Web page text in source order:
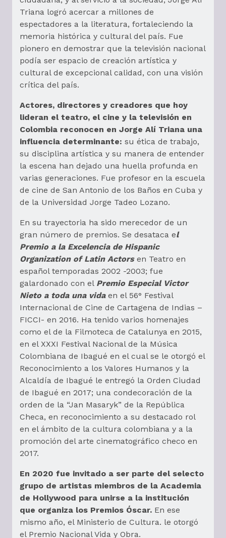
Triana logró acercar a millones de
espectadores a la literatura, fortaleciendo la
memoria histórica y cultural del país. Fue
pionero en demostrar que la televisión nacional
podía ser espacio de creación artística y
cultural de excepcional calidad, con una visión
crítica del país.
Actores, directores y creadores que hoy
lideran el teatro, el cine y la televisión en
Colombia reconocen en Jorge Alí Triana una
influencia determinante: su ética de trabajo,
su disciplina artística y su manera de entender
la escena han dejado una huella profunda en
varias generaciones. Fue profesor en la escuela
de cine de San Antonio de los Baños en Cuba y
de la Universidad Jorge Tadeo Lozano.
En su trayectoria ha sido merecedor de un
gran número de premios. Se desataca el
Premio a la Excelencia de Hispanic
Organization of Latin Actors en Teatro en
español temporadas 2002 -2003; fue
galardonado con el Premio Especial Victor
Nieto a toda una vidaen el 56° Festival
Internacional de Cine de Cartagena de Indias –
FICCI- en 2016. Ha tenido varios homenajes
como el de la Filmoteca de Catalunya en 2015,
en el XXXI Festival Nacional de la Música
Colombiana de Ibagué en el cual se le otorgó el
Reconocimiento a los Valores Humanos y la
Alcaldía de Ibagué le entregó la Orden Ciudad
de Ibagué en 2017; una condecoración de la
orden de la “Jan Masaryk” de la República
Checa, en reconocimiento a su destacado rol
en el ámbito de la cultura colombiana y a la
promoción del arte cinematográfico checo en
2017.
En 2020 fue invitado a ser parte del selecto
grupo de artistas miembros de la Academia
de Hollywood para unirse a la institución
que organiza los Premios Óscar. En ese
mismo año, el Ministerio de Cultura. le otorgó
el Premio Nacional Vida y Obra.